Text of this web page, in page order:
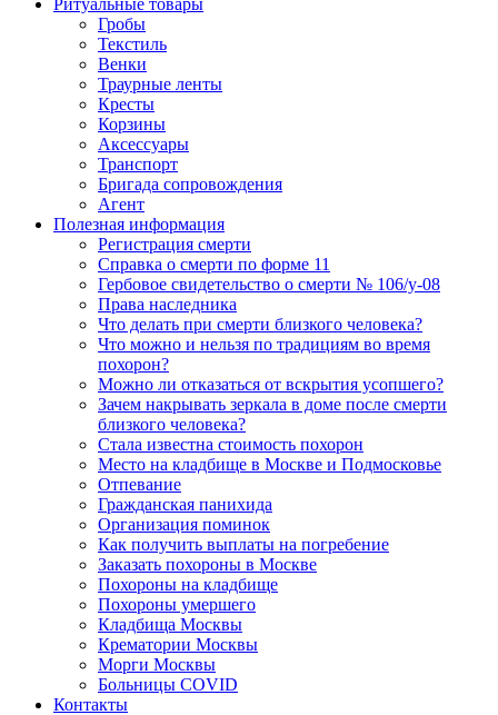
Ритуальные товары
Гробы
Текстиль
Венки
Траурные ленты
Кресты
Корзины
Аксессуары
Транспорт
Бригада сопровождения
Агент
Полезная информация
Регистрация смерти
Справка о смерти по форме 11
Гербовое свидетельство о смерти № 106/у-08
Права наследника
Что делать при смерти близкого человека?
Что можно и нельзя по традициям во время
похорон?
Можно ли отказаться от вскрытия усопшего?
Зачем накрывать зеркала в доме после смерти
близкого человека?
Стала известна стоимость похорон
Место на кладбище в Москве и Подмосковье
Отпевание
Гражданская панихида
Организация поминок
Как получить выплаты на погребение
Заказать похороны в Москве
Похороны на кладбище
Похороны умершего
Кладбища Москвы
Крематории Москвы
Морги Москвы
Больницы COVID
Контакты